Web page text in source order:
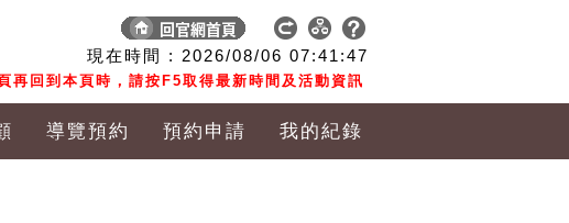
現在時間 : 2026/08/06 07:41:48
再回到本頁時，請按F5取得最新時間及活動資訊
導覽預約 預約申請 我的紀錄